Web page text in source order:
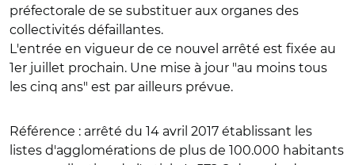
préfectorale de se substituer aux organes des
collectivités défaillantes.
L'entrée en vigueur de ce nouvel arrêté est fixée au
1er juillet prochain. Une mise à jour "au moins tous
les cinq ans" est par ailleurs prévue.
Référence : arrêté du 14 avril 2017 établissant les
listes d'agglomérations de plus de 100.000 habitants